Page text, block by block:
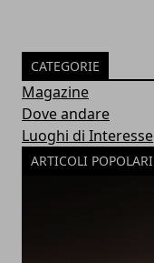
CATEGORIE
Magazine
Dove andare
Luoghi di Interesse
ARTICOLI POPOLARI